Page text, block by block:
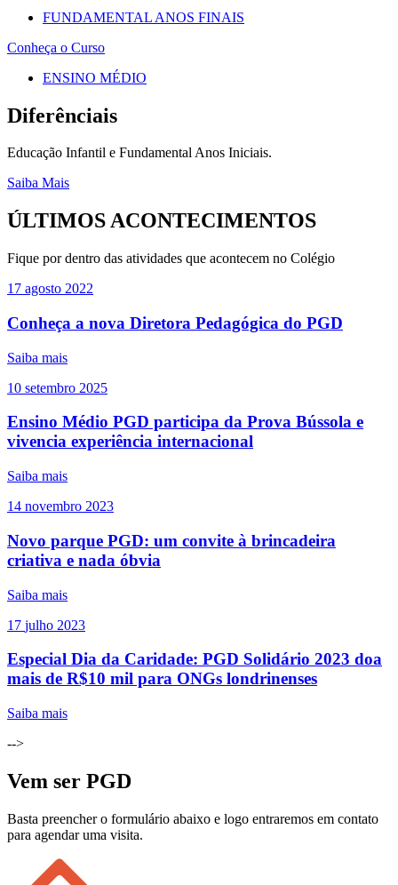
FUNDAMENTAL ANOS FINAIS
Conheça o Curso
ENSINO MÉDIO
Diferênciais
Educação Infantil e Fundamental Anos Iniciais.
Saiba Mais
ÚLTIMOS ACONTECIMENTOS
Fique por dentro das atividades que acontecem no Colégio
17 agosto 2022
Conheça a nova Diretora Pedagógica do PGD
Saiba mais
10 setembro 2025
Ensino Médio PGD participa da Prova Bússola e
vivencia experiência internacional
Saiba mais
14 novembro 2023
Novo parque PGD: um convite à brincadeira
criativa e nada óbvia
Saiba mais
17 julho 2023
Especial Dia da Caridade: PGD Solidário 2023 doa
mais de R$10 mil para ONGs londrinenses
Saiba mais
-->
Vem ser PGD
Basta preencher o formulário abaixo e logo entraremos em contato
para agendar uma visita.